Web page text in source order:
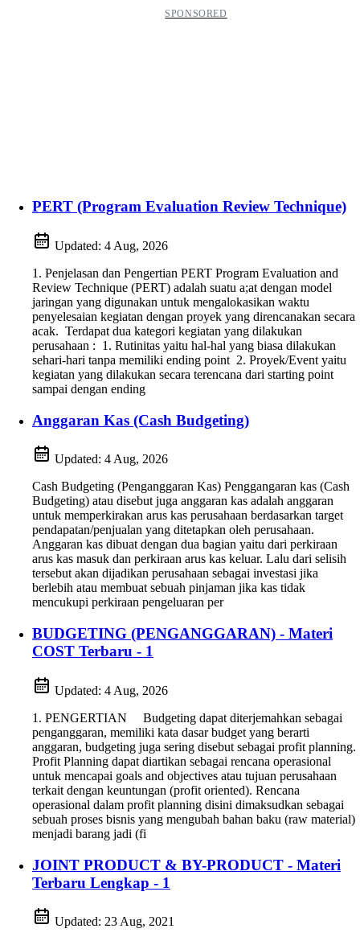
PERT (Program Evaluation Review Technique)
Updated: 4 Aug, 2026
1. Penjelasan dan Pengertian PERT Program Evaluation and
Review Technique (PERT) adalah suatu a;at dengan model
jaringan yang digunakan untuk mengalokasikan waktu
penyelesaian kegiatan dengan proyek yang direncanakan secara
acak. Terdapat dua kategori kegiatan yang dilakukan
perusahaan : 1. Rutinitas yaitu hal-hal yang biasa dilakukan
sehari-hari tanpa memiliki ending point 2. Proyek/Event yaitu
kegiatan yang dilakukan secara terencana dari starting point
sampai dengan ending
Anggaran Kas (Cash Budgeting)
Updated: 4 Aug, 2026
Cash Budgeting (Penganggaran Kas) Penggangaran kas (Cash
Budgeting) atau disebut juga anggaran kas adalah anggaran
untuk memperkirakan arus kas perusahaan berdasarkan target
pendapatan/penjualan yang ditetapkan oleh perusahaan.
Anggaran kas dibuat dengan dua bagian yaitu dari perkiraan
arus kas masuk dan perkiraan arus kas keluar. Lalu dari selisih
tersebut akan dijadikan perusahaan sebagai investasi jika
berlebih atau membuat sebuah pinjaman jika kas tidak
mencukupi perkiraan pengeluaran per
BUDGETING (PENGANGGARAN) - Materi
COST Terbaru - 1
Updated: 4 Aug, 2026
1. PENGERTIAN Budgeting dapat diterjemahkan sebagai
penganggaran, memiliki kata dasar budget yang berarti
anggaran, budgeting juga sering disebut sebagai profit planning.
Profit Planning dapat diartikan sebagai rencana operasional
untuk mencapai goals and objectives atau tujuan perusahaan
terkait dengan keuntungan (profit oriented). Rencana
operasional dalam profit planning disini dimaksudkan sebagai
sebuah proses bisnis yang mengubah bahan baku (raw material)
menjadi barang jadi (fi
JOINT PRODUCT & BY-PRODUCT - Materi
Terbaru Lengkap - 1
Updated: 23 Aug, 2021